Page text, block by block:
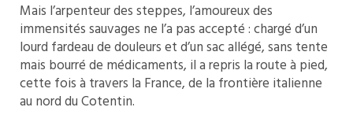
Mais l’arpenteur des steppes, l’amoureux des
immensités sauvages ne l’a pas accepté : chargé d’un
lourd fardeau de douleurs et d’un sac allégé, sans tente
mais bourré de médicaments, il a repris la route à pied,
cette fois à travers la France, de la frontière italienne
au nord du Cotentin.